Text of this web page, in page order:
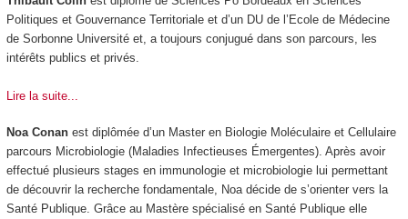
Politiques et Gouvernance Territoriale et d’un DU de l’Ecole de Médecine
de Sorbonne Université et, a toujours conjugué dans son parcours, les
intérêts publics et privés.
Lire la suite...
Noa Conanest diplômée d’un Master en Biologie Moléculaire et Cellulaire
parcours Microbiologie (Maladies Infectieuses Émergentes). Après avoir
effectué plusieurs stages en immunologie et microbiologie lui permettant
de découvrir la recherche fondamentale, Noa décide de s’orienter vers la
Santé Publique. Grâce au Mastère spécialisé en Santé Publique elle